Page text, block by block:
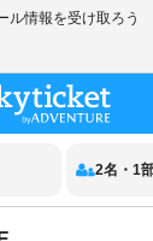
2名 ・ 1